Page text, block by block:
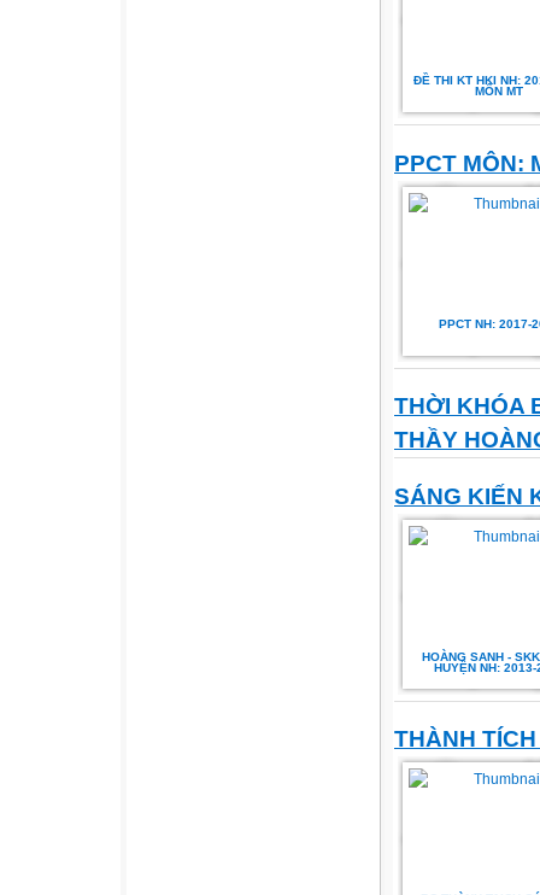
ĐỀ THI KT HKI NH:
MÔN MT
PPCT MÔN:
PPCT NH: 2017-
THỜI KHÓA
THẦY
SÁNG KIẾN
HOÀNG SANH -
HUYỆN NH: 2013-
THÀNH